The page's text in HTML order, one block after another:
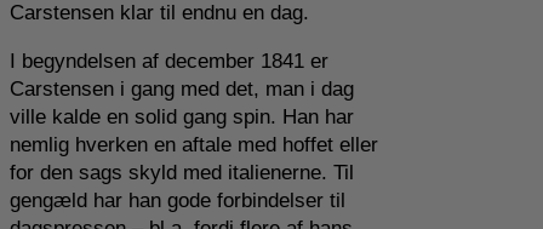
Carstensen klar til endnu en dag.
I begyndelsen af december 1841 er
Carstensen i gang med det, man i dag
ville kalde en solid gang spin. Han har
nemlig hverken en aftale med hoffet eller
for den sags skyld med italienerne. Til
gengæld har han gode forbindelser til